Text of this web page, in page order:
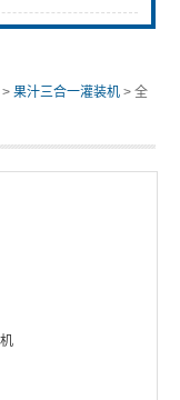
>果汁三合一灌装机 > 全